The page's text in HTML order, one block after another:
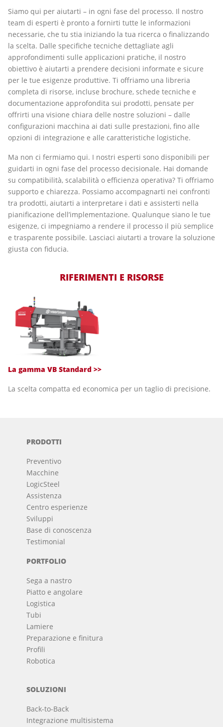
Siamo qui per aiutarti – in ogni fase del processo. Il nostro
team di esperti è pronto a fornirti tutte le informazioni
necessarie, che tu stia iniziando la tua ricerca o finalizzando
la scelta. Dalle specifiche tecniche dettagliate agli
approfondimenti sulle applicazioni pratiche, il nostro
obiettivo è aiutarti a prendere decisioni informate e sicure
per le tue esigenze produttive. Ti offriamo una libreria
completa di risorse, incluse brochure, schede tecniche e
documentazione approfondita sui prodotti, pensate per
offrirti una visione chiara delle nostre soluzioni – dalle
configurazioni macchina ai dati sulle prestazioni, fino alle
opzioni di integrazione e alle caratteristiche logistiche.
Ma non ci fermiamo qui. I nostri esperti sono disponibili per
guidarti in ogni fase del processo decisionale. Hai domande
su compatibilità, scalabilità o efficienza operativa? Ti offriamo
supporto e chiarezza. Possiamo accompagnarti nei confronti
tra prodotti, aiutarti a interpretare i dati e assisterti nella
pianificazione dell’implementazione. Qualunque siano le tue
esigenze, ci impegniamo a rendere il processo il più semplice
e trasparente possibile. Lasciaci aiutarti a trovare la soluzione
giusta con fiducia.
RIFERIMENTI E RISORSE
La gamma VB Standard >>
La scelta compatta ed economica per un taglio di precisione.
PRODOTTI
Preventivo
Macchine
LogicSteel
Assistenza
Centro esperienze
Sviluppi
Base di conoscenza
Testimonial
PORTFOLIO
Sega a nastro
Piatto e angolare
Logistica
Tubi
Lamiere
Preparazione e finitura
Profili
Robotica
SOLUZIONI
Back-to-Back
Integrazione multisistema